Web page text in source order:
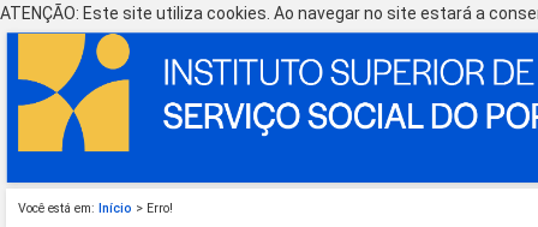
ATENÇÃO: Este site utiliza cookies. Ao navegar no site estará a
Você está em: Início > Erro!